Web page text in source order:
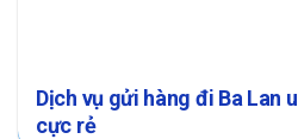
Dịch vụ gửi hàng đi Ba Lan
cực rẻ